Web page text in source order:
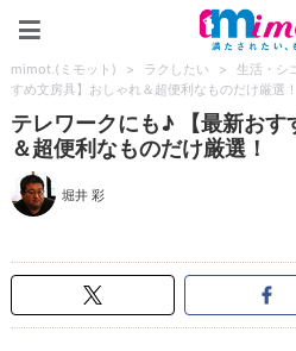
mimot.(ミモット) > ラクしたい > 生活・シ
すめ文房具】おしゃれ＆超便利なものだけ厳選！
テレワークにも♪ 【最新おす
＆超便利なものだけ厳選！
堀井 彩